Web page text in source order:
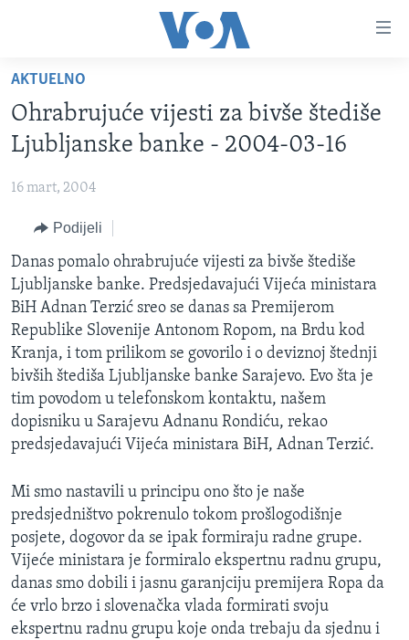
glavni
sadržaj
Pređi
na
glavnu
pretragu
TV PROGRAM
VIDEO
FOTOGRAFIJE DANA
VIJESTI
SJEDINJENE AMERIČKE DRŽAVE
BOSNA I HERCEGOVINA
SVIJET
NAUKA I TEHNOLOGIJA
SPECIJALNI PROJEKTI
KORUPCIJA
SLOBODA MEDIJA
ŽENSKA STRANA
IZBJEGLIČKA STRANA
MAGAZIN
O GLASU AMERIKE
Learning English
PRATITE NAS
AKTUELNO
Ohrabrujuće vijesti za bivše štediše
Ljubljanske banke - 2004-03-16
16 mart, 2004
Podijeli
Danas pomalo ohrabrujuće vijesti za bivše štediše
Ljubljanske banke. Predsjedavajući Vijeća ministara
BiH Adnan Terzić sreo se danas sa Premijerom
Republike Slovenije Antonom Ropom, na Brdu kod
Kranja, i tom prilikom se govorilo i o deviznoj štednji
bivših štediša Ljubljanske banke Sarajevo. Evo šta je
tim povodom u telefonskom kontaktu, našem
dopisniku u Sarajevu Adnanu Rondiću, rekao
predsjedavajući Vijeća ministara BiH, Adnan Terzić.
Mi smo nastavili u principu ono što je naše
predsjedništvo pokrenulo tokom prošlogodišnje
posjete, dogovor da se ipak formiraju radne grupe.
Vijeće ministara je formiralo ekspertnu radnu grupu,
danas smo dobili i jasnu garanjciju premijera Ropa da
će vrlo brzo i slovenačka vlada formirati svoju
ekspertnu radnu grupu koje onda trebaju da sjednu i